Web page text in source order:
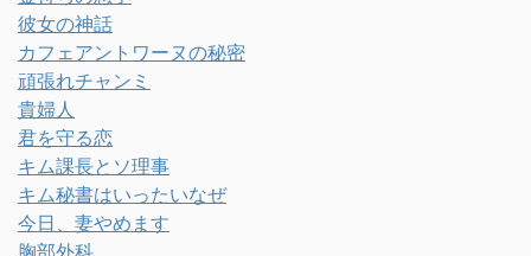
彼女の神話
カフェアントワーヌの秘密
頑張れチャンミ
貴婦人
君を守る恋
キム課長とソ理事
キム秘書はいったいなぜ
今日、妻やめます